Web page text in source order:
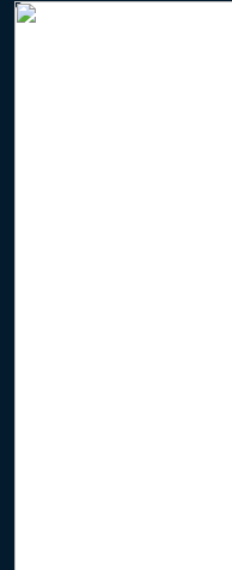
a segurança […]